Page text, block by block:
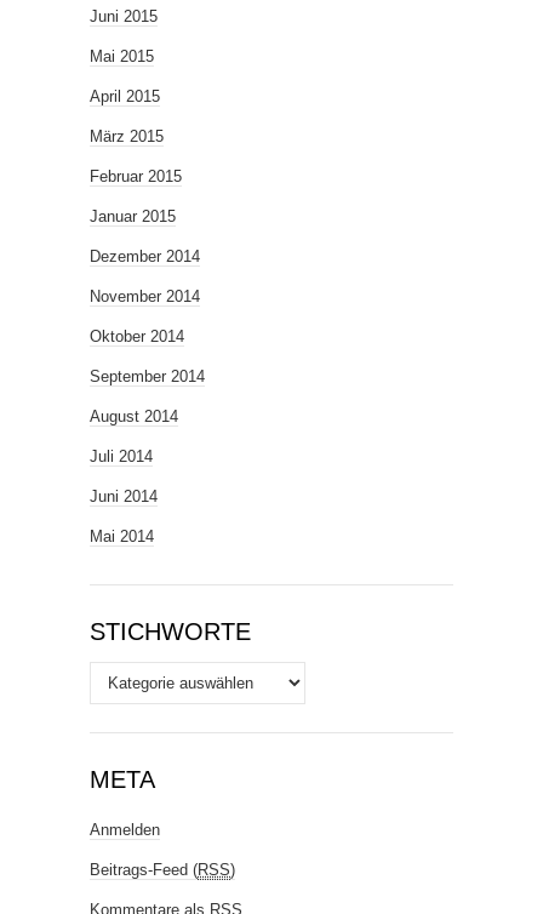
Juni 2015
Mai 2015
April 2015
März 2015
Februar 2015
Januar 2015
Dezember 2014
November 2014
Oktober 2014
September 2014
August 2014
Juli 2014
Juni 2014
Mai 2014
STICHWORTE
Stichworte
META
Anmelden
Beitrags-Feed (RSS)
Kommentare als RSS